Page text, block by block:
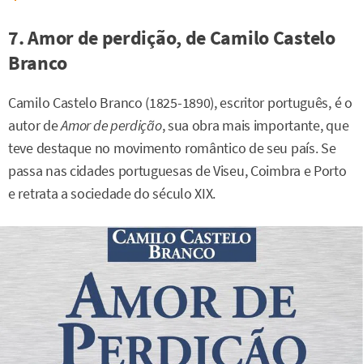
7. Amor de perdição, de Camilo Castelo
Branco
Camilo Castelo Branco (1825-1890), escritor português, é o
autor deAmor de perdição, sua obra mais importante, que
teve destaque no movimento romântico de seu país. Se
passa nas cidades portuguesas de Viseu, Coimbra e Porto
e retrata a sociedade do século XIX.